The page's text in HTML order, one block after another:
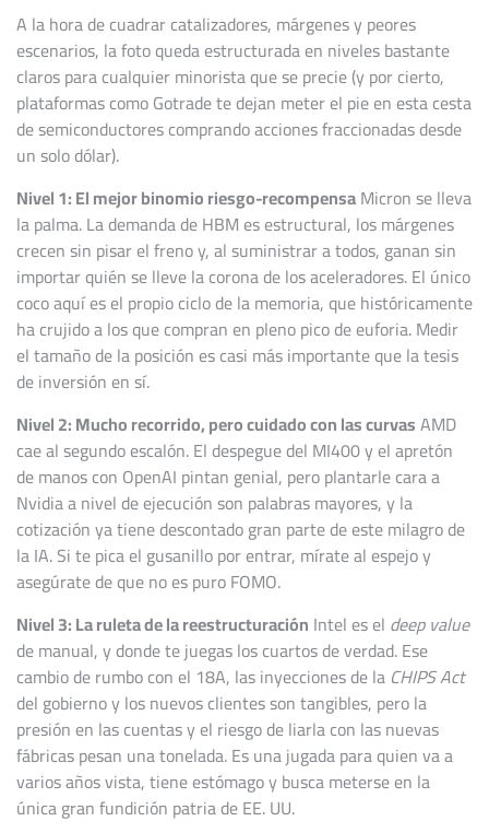
A la hora de cuadrar catalizadores, márgenes y peores
escenarios, la foto queda estructurada en niveles bastante
claros para cualquier minorista que se precie (y por cierto,
plataformas como Gotrade te dejan meter el pie en esta cesta
de semiconductores comprando acciones fraccionadas desde
un solo dólar).
Nivel 1: El mejor binomio riesgo-recompensaMicron se lleva
la palma. La demanda de HBM es estructural, los márgenes
crecen sin pisar el freno y, al suministrar a todos, ganan sin
importar quién se lleve la corona de los aceleradores. El único
coco aquí es el propio ciclo de la memoria, que históricamente
ha crujido a los que compran en pleno pico de euforia. Medir
el tamaño de la posición es casi más importante que la tesis
de inversión en sí.
Nivel 2: Mucho recorrido, pero cuidado con las curvasAMD
cae al segundo escalón. El despegue del MI400 y el apretón
de manos con OpenAI pintan genial, pero plantarle cara a
Nvidia a nivel de ejecución son palabras mayores, y la
cotización ya tiene descontado gran parte de este milagro de
la IA. Si te pica el gusanillo por entrar, mírate al espejo y
asegúrate de que no es puro FOMO.
Nivel 3: La ruleta de la reestructuración Intel es el deep value
de manual, y donde te juegas los cuartos de verdad. Ese
cambio de rumbo con el 18A, las inyecciones de la CHIPS Act
del gobierno y los nuevos clientes son tangibles, pero la
presión en las cuentas y el riesgo de liarla con las nuevas
fábricas pesan una tonelada. Es una jugada para quien va a
varios años vista, tiene estómago y busca meterse en la
única gran fundición patria de EE. UU.